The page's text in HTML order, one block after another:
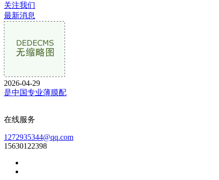
关注我们
最新消息
2026-04-29
是中国专业薄膜配
在线服务
1272935344@qq.com
15630122398